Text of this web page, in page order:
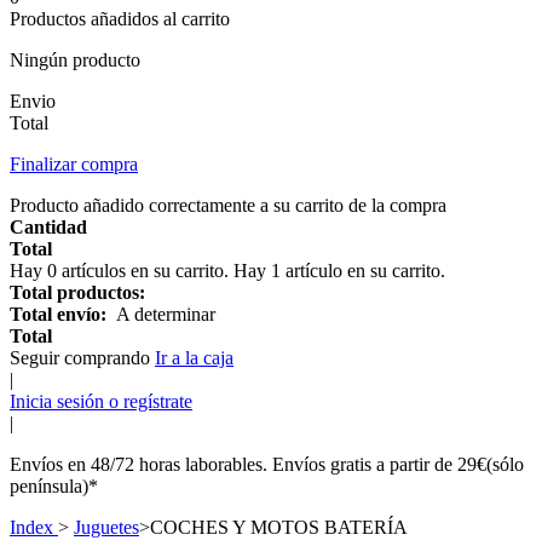
Productos añadidos al carrito
Ningún producto
Envio
Total
Finalizar compra
Producto añadido correctamente a su carrito de la compra
Cantidad
Total
Hay 0 artículos en su carrito. Hay 1 artículo en su carrito.
Total productos:
Total envío: A determinar
Total
Seguir comprando Ir a la caja
|
Inicia sesión o regístrate
|
Envíos en 48/72 horas laborables. Envíos gratis a partir de 29€(sólo
península)*
Index > Juguetes>COCHES Y MOTOS BATERÍA